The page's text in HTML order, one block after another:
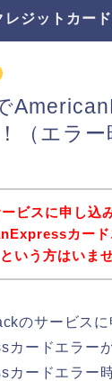
レジットカー
（エラー
ビスに申し込
カード
いう方はいま
のサービス
ードエラー
カードエラー